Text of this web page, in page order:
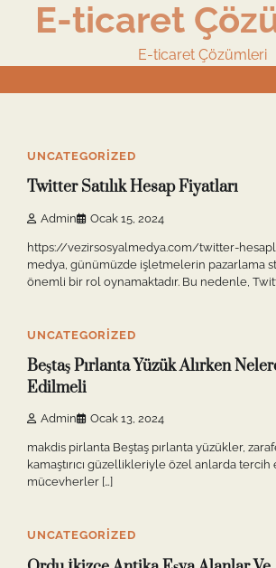
E-ticaret
E-ticaret Çözümleri
UNCATEGORIZED
Twitter Satılık Hesap Fiyatları
Admin Ocak 15, 2024
https://vezirsosyalmedya.com/twitter-
medya, günümüzde işletmelerin pazarlama
önemli bir rol oynamaktadır. Bu nedenle,
UNCATEGORIZED
Beştaş Pırlanta Yüzük Alırken
Edilmeli
Admin Ocak 13, 2024
makdis pirlanta Beştaş pırlanta yüzükler,
kamaştırıcı güzellikleriyle özel anlarda tercih
mücevherler […]
UNCATEGORIZED